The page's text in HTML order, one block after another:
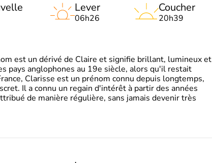
Lever
06h26
Coucher
20h39
est un dérivé de Claire et signifie brillant, lumineux et
pays anglophones au 19e siècle, alors qu'il restait
Clarisse est un prénom connu depuis longtemps,
Il a connu un regain d'intérêt à partir des années
de manière régulière, sans jamais devenir très